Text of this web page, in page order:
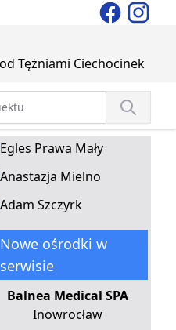
Nowe ośrodki w
serwisie
Balnea Medical SPA
Inowrocław